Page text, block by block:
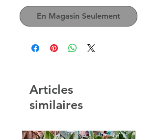
En Magasin Seulement
Articles
similaires